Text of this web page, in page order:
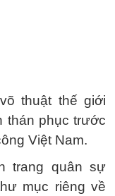
thuật thế giới
thán phục trước
Việt Nam.
trang quân sự
mục riêng về